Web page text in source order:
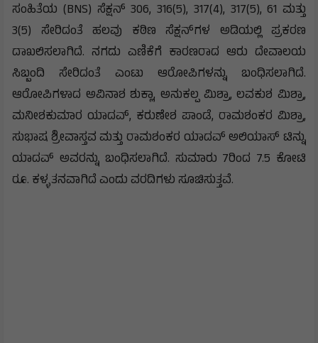
ಸಂಹಿತೆಯ (BNS) ಸೆಕ್ಷನ್ 306, 316(5), 317(4), 317(5), 61 ಮತ್ತು
3(5) ಸೇರಿದಂತೆ ಹಲವು ಕಠಿಣ ಸೆಕ್ಷನ್‌ಗಳ ಅಡಿಯಲ್ಲಿ ಪ್ರಕರಣ
ದಾಖಲಿಸಲಾಗಿದೆ. ನಗದು ಎಣಿಕೆಗೆ ಕಾರಣರಾದ ಆರು ದೇವಾಲಯ
ಸಿಬ್ಬಂದಿ ಸೇರಿದಂತೆ ಎಂಟು ಆರೋಪಿಗಳನ್ನು ಬಂಧಿಸಲಾಗಿದೆ.
ಆರೋಪಿಗಳಾದ ಅವಿನಾಶ ಶುಕ್ಲಾ, ಅನುಕಲ್ಪ ಮಿಶ್ರಾ, ಲವಕುಶ ಮಿಶ್ರಾ,
ಮನೀಶಕುಮಾರ ಯಾದವ್, ಕರುಣೇಶ ಪಾಂಡೆ, ರಾಮಶಂಕರ ಮಿಶ್ರಾ,
ಸುಭಾಷ ಶ್ರೀವಾಸ್ತವ ಮತ್ತು ರಾಮಶಂಕರ ಯಾದವ್ ಅಲಿಯಾಸ್ ಟಿನ್ನು
ಯಾದವ್‌ ಅವರನ್ನು ಬಂಧಿಸಲಾಗಿದೆ. ಸುಮಾರು 7ರಿಂದ 7.5 ಕೋಟಿ
ರೂ. ಕಳ್ಳತನವಾಗಿದೆ ಎಂದು ವರದಿಗಳು ಸೂಚಿಸುತ್ತವೆ.